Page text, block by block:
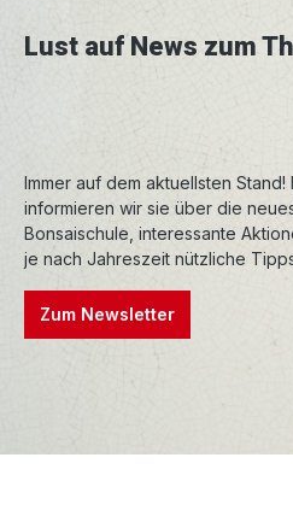
Lust auf News zum
Immer auf dem aktuellsten
informieren wir sie über die
Bonsaischule, interessante
je nach Jahreszeit nützliche
Zum Newsletter